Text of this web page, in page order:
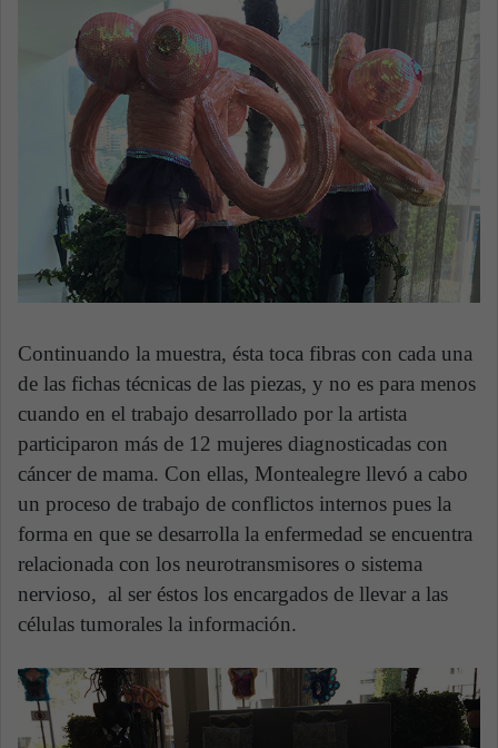
Continuando la muestra, ésta toca fibras con cada una
de las fichas técnicas de las piezas, y no es para menos
cuando en el trabajo desarrollado por la artista
participaron más de 12 mujeres diagnosticadas con
cáncer de mama. Con ellas, Montealegre llevó a cabo
un proceso de trabajo de conflictos internos pues la
forma en que se desarrolla la enfermedad se encuentra
relacionada con los neurotransmisores o sistema
nervioso, al ser éstos los encargados de llevar a las
células tumorales la información.